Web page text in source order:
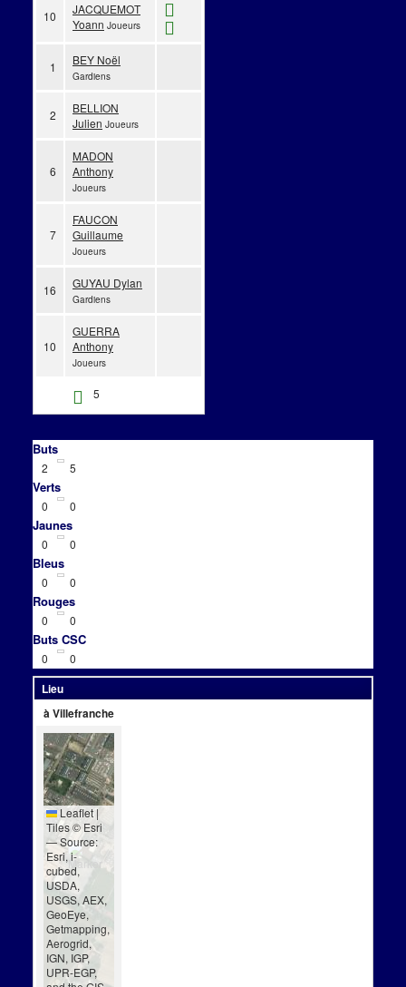
10
JACQUEMOT
Yoann Joueurs
1 BEY Noël
Gardiens
2
BELLION
Julien Joueurs
6
MADON
Anthony
Joueurs
7
FAUCON
Guillaume
Joueurs
16 GUYAU Dylan
Gardiens
10
GUERRA
Anthony
Joueurs
5
Buts
2 5
Verts
0 0
Jaunes
0 0
Bleus
0 0
Rouges
0 0
Buts CSC
0 0
Lieu
à Villefranche
Leaflet |
Tiles © Esri
— Source:
Esri, i-
cubed,
USDA,
USGS, AEX,
GeoEye,
Getmapping,
Aerogrid,
IGN, IGP,
UPR-EGP,